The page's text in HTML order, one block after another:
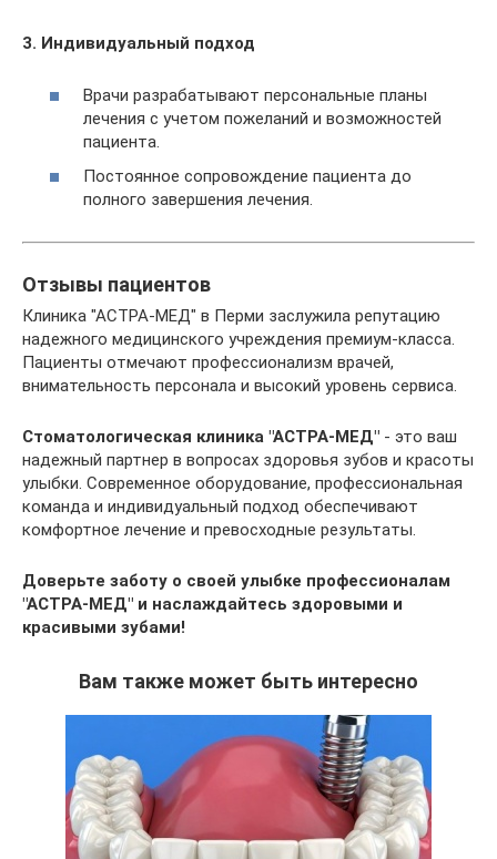
3. Индивидуальный подход
Врачи разрабатывают персональные планы
лечения с учетом пожеланий и возможностей
пациента.
Постоянное сопровождение пациента до
полного завершения лечения.
Отзывы пациентов
Клиника "АСТРА-МЕД" в Перми заслужила репутацию
надежного медицинского учреждения премиум-класса.
Пациенты отмечают профессионализм врачей,
внимательность персонала и высокий уровень сервиса.
Стоматологическая клиника "АСТРА-МЕД" - это ваш
надежный партнер в вопросах здоровья зубов и красоты
улыбки. Современное оборудование, профессиональная
команда и индивидуальный подход обеспечивают
комфортное лечение и превосходные результаты.
Доверьте заботу о своей улыбке профессионалам
"АСТРА-МЕД" и наслаждайтесь здоровыми и
красивыми зубами!
Вам также может быть интересно